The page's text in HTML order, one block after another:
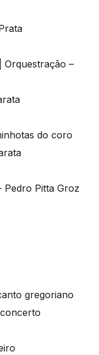
–
do coro
Pitta Groz
gregoriano